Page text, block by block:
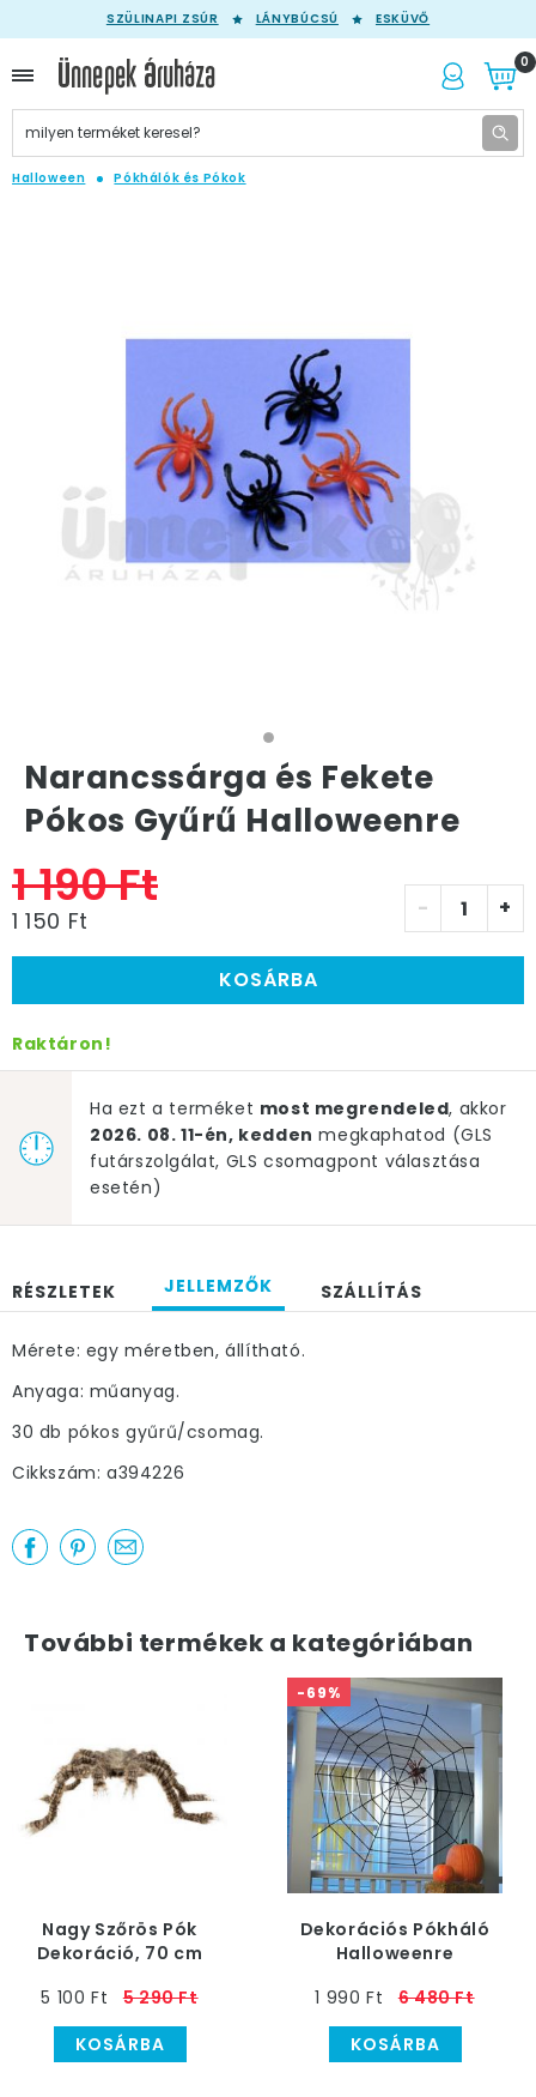
SZÜLINAPI ZSÚR LÁNYBÚCSÚ ESKÜVŐ
0
Halloween Pókhálók és Pókok
Narancssárga és Fekete
Pókos Gyűrű Halloweenre
1 190 Ft
1 150 Ft - +
KOSÁRBA
Raktáron!
Ha ezt a terméket most megrendeled, akkor
2026. 08. 11-én, kedden megkaphatod (GLS
futárszolgálat, GLS csomagpont választása
esetén)
RÉSZLETEK JELLEMZŐK SZÁLLÍTÁS
Mérete: egy méretben, állítható.
Anyaga: műanyag.
30 db pókos gyűrű/csomag.
Cikkszám: a394226
További termékek a kategóriában
Nagy Szőrös Pók
Dekoráció, 70 cm
5 100 Ft
5 290 Ft
KOSÁRBA
-69%
Dekorációs Pókháló
Halloweenre
1 990 Ft
6 480 Ft
KOSÁRBA